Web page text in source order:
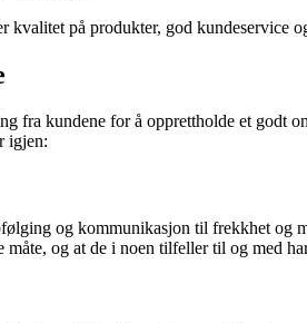
kvalitet på produkter, god kundeservice
fra kundene for å opprettholde et godt
igjen:
og kommunikasjon til frekkhet og
og at de i noen tilfeller til og med